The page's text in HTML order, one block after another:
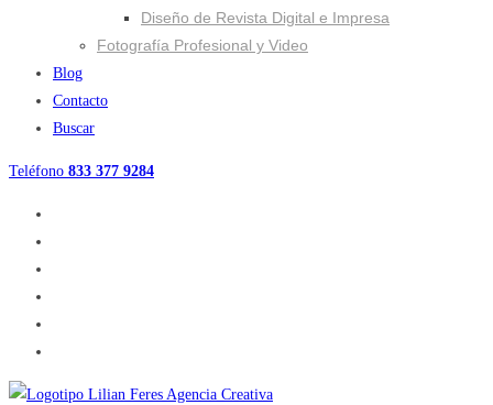
Diseño de Revista Digital e Impresa
Fotografía Profesional y Video
Blog
Contacto
Buscar
Teléfono 833 377 9284